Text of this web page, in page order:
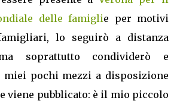
delle famiglie per motivi
lo seguirò a distanza
soprattutto condividerò e
miei pochi mezzi a disposizione
viene pubblicato: è il mio piccolo